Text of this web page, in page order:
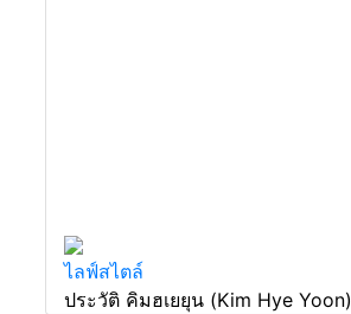
ไลฟ์สไตล์
ประวัติ คิมฮเยยุน (Kim Hye Yoon)